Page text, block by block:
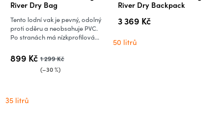
River Dry Bag
899 Kč 1 299 Kč
(–30 %)
Tento lodní vak je pevný, odolný
proti oděru a neobsahuje PVC.
Po stranách má nízkprofilová...
35 litrů
River Dry Backpack
3 369 Kč
50 litrů